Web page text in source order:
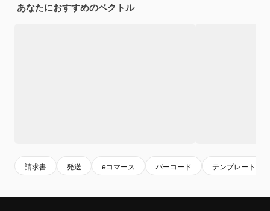
あなたにおすすめのベクトル
請求書 発送 eコマース バーコード テンプレート